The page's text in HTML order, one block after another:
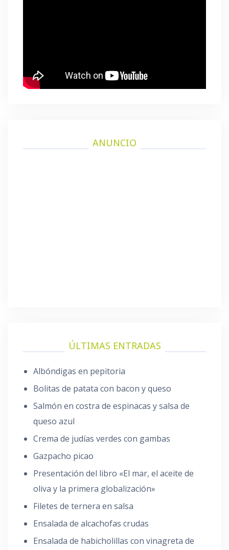
ANUNCIO
ÚLTIMAS ENTRADAS
Albóndigas en pepitoria
Bolitas de patata con bacon y queso
Salmón en costra de espinacas y salsa de
queso azul
Crema de judías verdes con gambas
Gazpacho picao
Presentación del libro «El mar, el aceite de
oliva y la primera globalización»
Filetes de ternera en salsa
Ensalada de alcachofas crudas
Ensalada de habicholillas con vinagreta de